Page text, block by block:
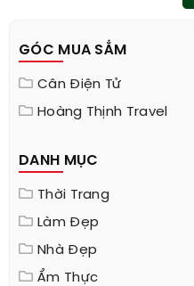
GÓC MUA SẮM
Cân Điện Tử
Hoàng Thịnh Travel
DANH MỤC
Thời Trang
Làm Đẹp
Nhà Đẹp
Ẩm Thực